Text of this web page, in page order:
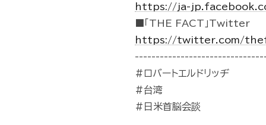
https://ja-
■「THE FACT」Twitter
https://twitter.com/
#ロバートエルドリッヂ
#台湾
#日米首脳会談